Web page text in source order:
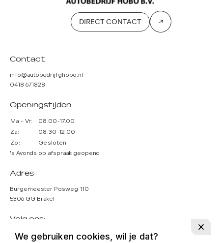
DIRECT CONTACT
Contact
info@autobedrijfghobo.nl
0418 671828
Openingstijden
Ma - Vr:
08.00-17.00
Za:
08.30-12.00
Zo:
Gesloten
's Avonds op afspraak geopend
Adres
Burgemeester Posweg 110
5306 GG Brakel
Volg ons:
We gebruiken cookies, wil je dat?